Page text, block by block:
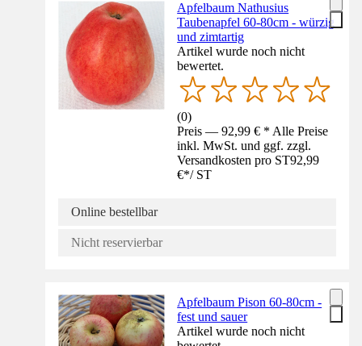
Apfelbaum Nathusius
Taubenapfel 60-80cm - würzig
und zimtartig
Artikel wurde noch nicht
bewertet.
(0)
Preis — 92,99 € * Alle Preise
inkl. MwSt. und ggf. zzgl.
Versandkosten pro ST92,99
€*/ ST
Online bestellbar
Nicht reservierbar
Apfelbaum Pison 60-80cm -
fest und sauer
Artikel wurde noch nicht